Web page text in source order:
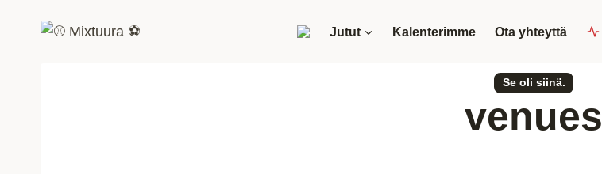
sisältöön
Jutut Kalenterimme Ota yhteyttä
Se oli siinä.
venues